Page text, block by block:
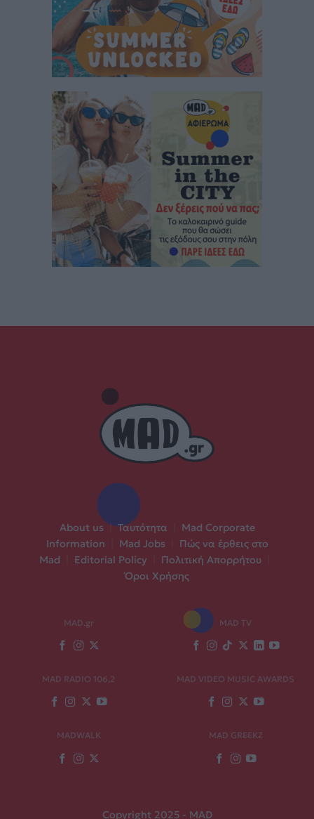
About us | Ταυτότητα
Mad Corporate
Information
Mad Jobs
Πώς να έρθεις στο
Mad
Editorial Policy Πολιτική Απορρήτου
Όροι Χρήσης
MAD.gr MAD TV
MAD RADIO 106,2 MAD VIDEO MUSIC AWARDS
MADWALK MAD GREEKZ
Copyright 2025 - MAD